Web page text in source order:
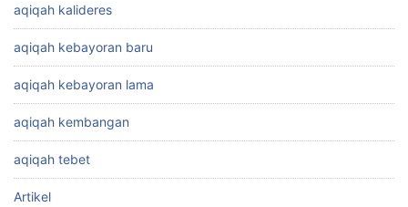
aqiqah kalideres
aqiqah kebayoran baru
aqiqah kebayoran lama
aqiqah kembangan
aqiqah tebet
Artikel